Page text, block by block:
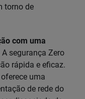
torno de
com uma
A segurança Zero
rápida e eficaz.
uma
de rede do